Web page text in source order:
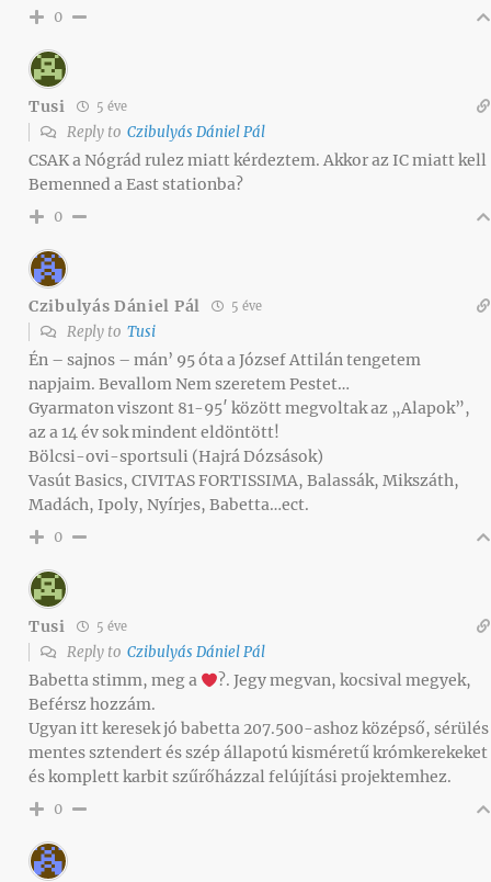
0
Tusi 5 éve
Reply to Czibulyás Dániel Pál
CSAK a Nógrád rulez miatt kérdeztem. Akkor az IC miatt kell
Bemenned a East stationba?
0
Czibulyás Dániel Pál 5 éve
Reply to Tusi
Én – sajnos – mán’ 95 óta a József Attilán tengetem
napjaim. Bevallom Nem szeretem Pestet…
Gyarmaton viszont 81-95′ között megvoltak az „Alapok”,
az a 14 év sok mindent eldöntött!
Bölcsi-ovi-sportsuli (Hajrá Dózsások)
Vasút Basics, CIVITAS FORTISSIMA, Balassák, Mikszáth,
Madách, Ipoly, Nyírjes, Babetta…ect.
0
Tusi 5 éve
Reply to Czibulyás Dániel Pál
Babetta stimm, meg a
?. Jegy megvan, kocsival megyek,
Beférsz hozzám.
Ugyan itt keresek jó babetta 207.500-ashoz középső, sérülés
mentes sztendert és szép állapotú kisméretű krómkerekeket
és komplett karbit szűrőházzal felújítási projektemhez.
0